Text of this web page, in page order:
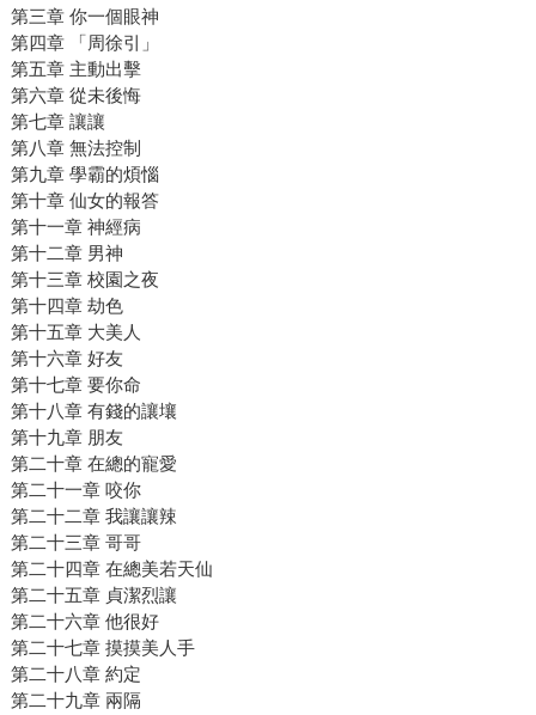
第三章 你一個眼神
第四章 「周徐引」
第五章 主動出擊
第六章 從未後悔
第七章 讓讓
第八章 無法控制
第九章 學霸的煩惱
第十章 仙女的報答
第十一章 神經病
第十二章 男神
第十三章 校園之夜
第十四章 劫色
第十五章 大美人
第十六章 好友
第十七章 要你命
第十八章 有錢的讓壤
第十九章 朋友
第二十章 在總的寵愛
第二十一章 咬你
第二十二章 我讓讓辣
第二十三章 哥哥
第二十四章 在總美若天仙
第二十五章 貞潔烈讓
第二十六章 他很好
第二十七章 摸摸美人手
第二十八章 約定
第二十九章 兩隔